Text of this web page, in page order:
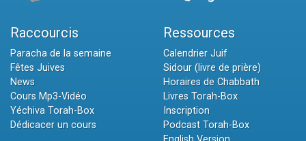
Raccourcis
Paracha de la semaine
Fêtes Juives
News
Cours Mp3-Vidéo
Yéchiva Torah-Box
Dédicacer un cours
Ressources
Calendrier Juif
Sidour (livre de prière)
Horaires de Chabbath
Livres Torah-Box
Inscription
Podcast Torah-Box